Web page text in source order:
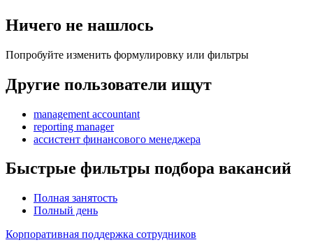
Ничего не нашлось
Попробуйте изменить формулировку или фильтры
Другие пользователи ищут
management accountant
reporting manager
ассистент финансового менеджера
Быстрые фильтры подбора вакансий
Полная занятость
Полный день
Корпоративная поддержка сотрудников